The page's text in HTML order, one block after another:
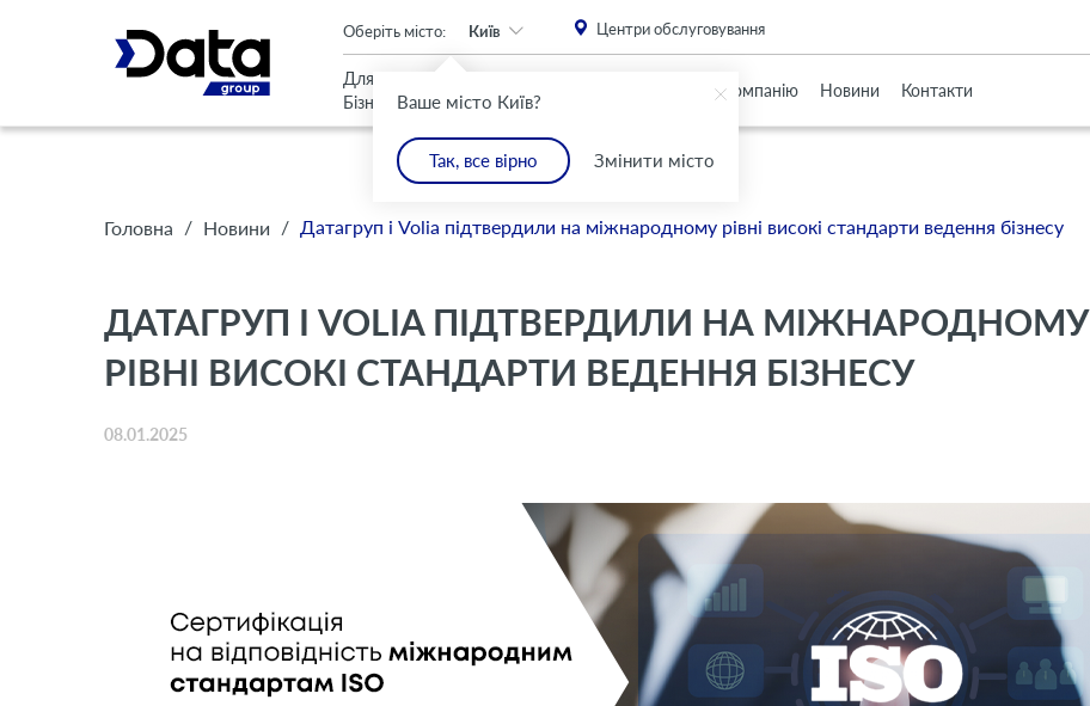
Ваше місто Київ?
Так, все вірно Змінити місто
Оберіть місто: Київ Центри обслуговування
Для
Бізнесу
Дому
Про Компанію Новини Контакти
Головна / Новини / Датагруп і Volia підтвердили на міжнародному рівні високі стандарти ведення бізнесу
ДАТАГРУП І VOLIA ПІДТВЕРДИЛИ НА МІЖНАРОДНОМУ
РІВНІ ВИСОКІ СТАНДАРТИ ВЕДЕННЯ БІЗНЕСУ
08.01.2025
An important update (Chrome 143) is available for your browser. Please install this critical browser update